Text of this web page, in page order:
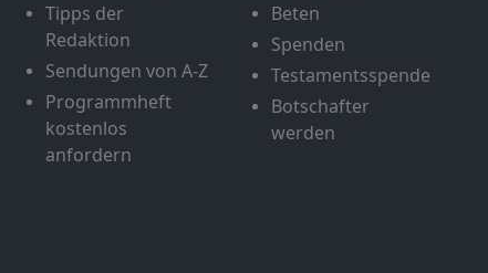
Tipps der
Redaktion
Sendungen von A-Z
Programmheft
kostenlos
anfordern
Beten
Spenden
Testamentsspende
Botschafter
werden